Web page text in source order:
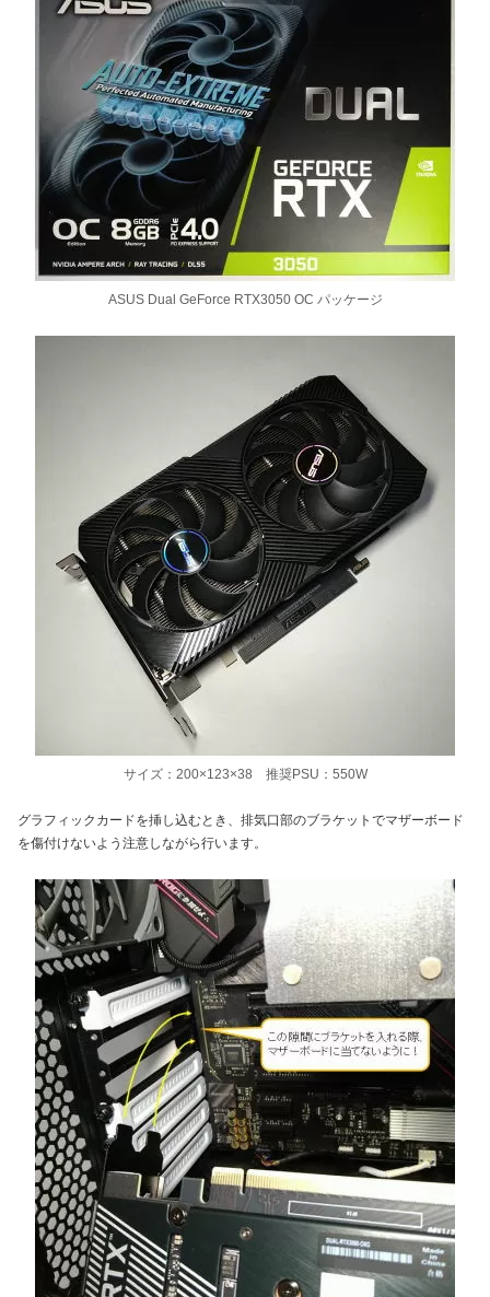
ASUS Dual GeForce RTX3050 OC パッケージ
サイズ：200×123×38 推奨PSU：550W
グラフィックカードを挿し込むとき、排気口部のブラケットでマザーボード
を傷付けないよう注意しながら行います。